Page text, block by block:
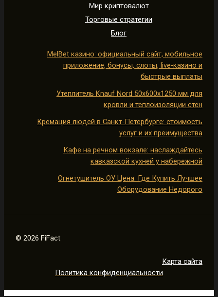
Мир криптовалют
Торговые стратегии
Блог
MelBet казино: официальный сайт, мобильное
приложение, бонусы, слоты, live-казино и
быстрые выплаты
Утеплитель Knauf Nord 50х600х1250 мм для
кровли и теплоизоляции стен
Кремация людей в Санкт-Петербурге: стоимость
услуг и их преимущества
Кафе на речном вокзале: наслаждайтесь
кавказской кухней у набережной
Огнетушитель ОУ Цена: Где Купить Лучшее
Оборудование Недорого
© 2026 FiFact
Карта сайта
Политика конфиденциальности